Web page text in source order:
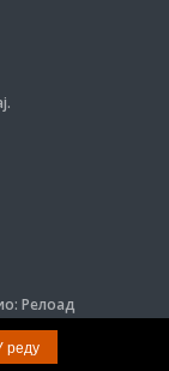
Релоад
реду